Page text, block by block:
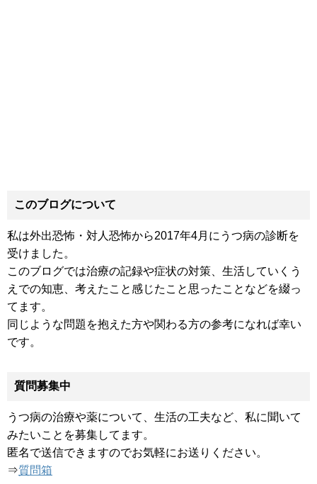
このブログについて
私は外出恐怖・対人恐怖から2017年4月にうつ病の診断を
受けました。
このブログでは治療の記録や症状の対策、生活していくう
えでの知恵、考えたこと感じたこと思ったことなどを綴っ
てます。
同じような問題を抱えた方や関わる方の参考になれば幸い
です。
質問募集中
うつ病の治療や薬について、生活の工夫など、私に聞いて
みたいことを募集してます。
匿名で送信できますのでお気軽にお送りください。
⇒質問箱